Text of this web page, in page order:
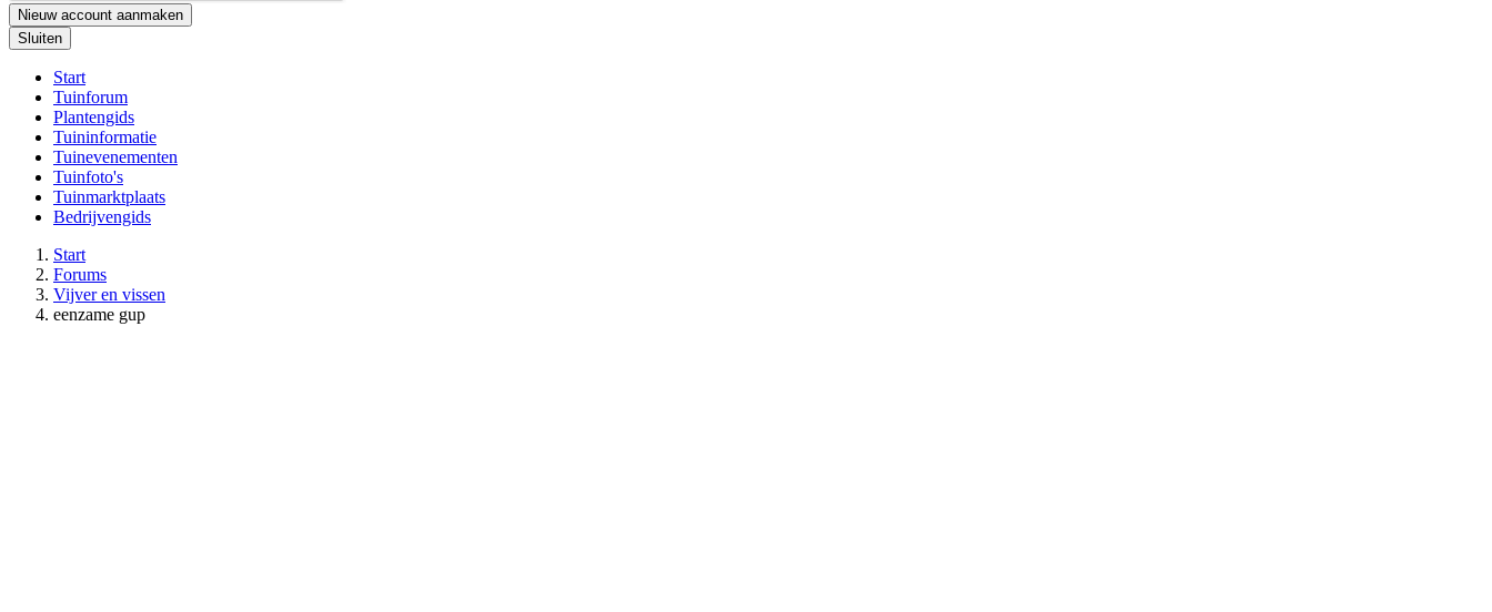
Nieuw account aanmaken
Sluiten
Start
Tuinforum
Plantengids
Tuininformatie
Tuinevenementen
Tuinfoto's
Tuinmarktplaats
Bedrijvengids
Start
Forums
Vijver en vissen
eenzame gup